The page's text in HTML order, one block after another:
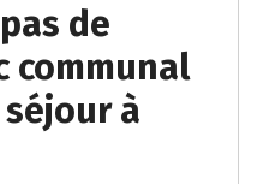
de
communal
à